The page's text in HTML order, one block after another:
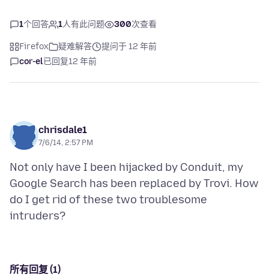
1个回答 1人有此问题 300次查看
Firefox 疑难解答
提问于 12 年前
cor-el已回复12 年前
chrisdale1
7/6/14, 2:57 PM
Not only have I been hijacked by Conduit, my
Google Search has been replaced by Trovi. How
do I get rid of these two troublesome
所有回复 (1)